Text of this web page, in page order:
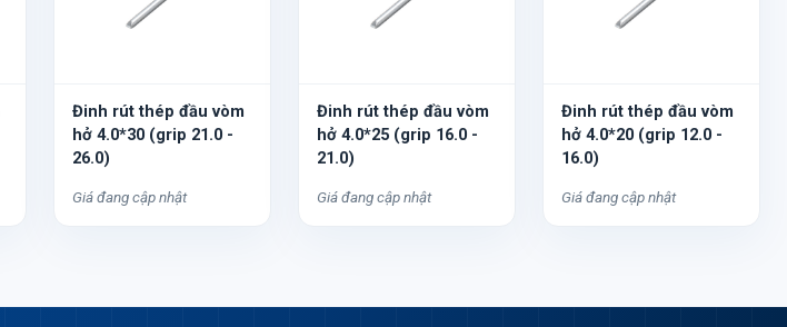
Đinh rút thép đầu vòm
hở 4.0*30 (grip 21.0 -
26.0)
Giá đang cập nhật
Đinh rút thép đầu vòm
hở 4.0*25 (grip 16.0 -
21.0)
Giá đang cập nhật
Đinh rút thép đầu vòm
hở 4.0*20 (grip 12.0 -
16.0)
Giá đang cập nhật